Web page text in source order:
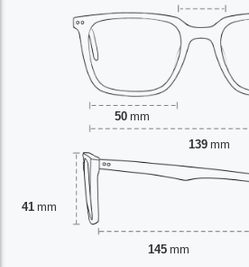
50 mm
41 mm
139 mm
145 mm